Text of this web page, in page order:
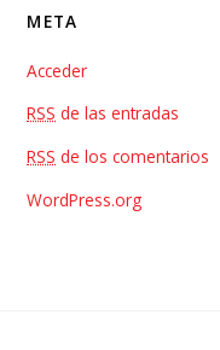
META
Acceder
RSS de las entradas
RSS de los comentarios
WordPress.org